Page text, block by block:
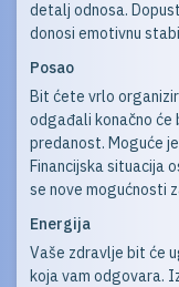
detalj odnosa.
donosi emotivnu
Posao
Bit ćete vrlo
odgađali konačno će
predanost. Moguće
Financijska situacija
se nove mogućnosti
Energija
Vaše zdravlje bit će
koja vam odgovara.